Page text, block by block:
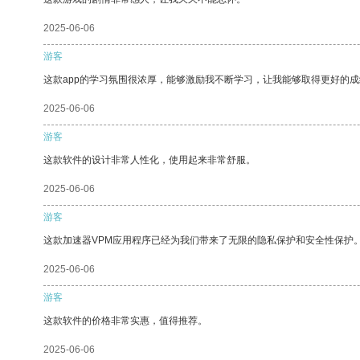
2025-06-06
游客
这款app的学习氛围很浓厚，能够激励我不断学习，让我能够取得更好的
2025-06-06
游客
这款软件的设计非常人性化，使用起来非常舒服。
2025-06-06
游客
这款加速器VPM应用程序已经为我们带来了无限的隐私保护和安全性保护
2025-06-06
游客
这款软件的价格非常实惠，值得推荐。
2025-06-06